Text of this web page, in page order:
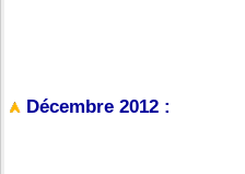
Décembre 2012 :